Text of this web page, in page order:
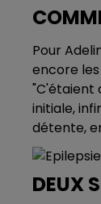
Pour
encore
"C'étaient
initiale,
détente,
DEUX